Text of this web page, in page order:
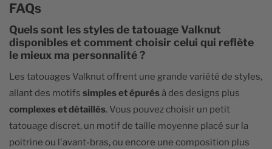
FAQs
Quels sont les styles de tatouage Valknut
disponibles et comment choisir celui qui reflète
le mieux ma personnalité ?
Les tatouages Valknut offrent une grande variété de styles,
allant des motifs simples et épurésà des designs plus
complexes et détaillés. Vous pouvez choisir un petit
tatouage discret, un motif de taille moyenne placé sur la
poitrine ou l'avant-bras, ou encore une composition plus